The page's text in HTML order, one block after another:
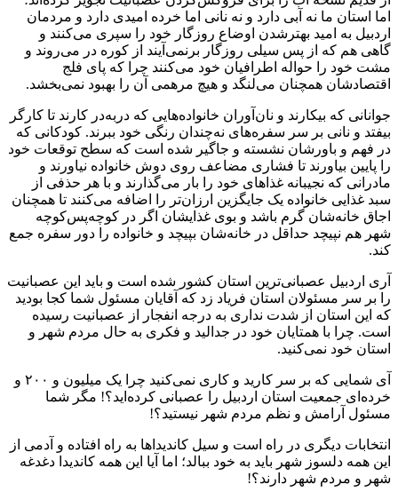
اما استان ما نه آبی دارد و نه نانی اما خرده امیدی دارد و مردمان
اردبیل به امید بهترشدن اوضاع روزگار خود را سپری می‌کنند و
گاهی هم که از پس سیلی روزگار برنمی‌آیند از کوره در می‌روند و
مشت خود را حواله اطرافیان خود می‌کنند چرا که پای فلج
اقتصادشان همچنان می‌لنگد و هیچ مرهمی آن را بهبود نمی‌بخشد.
جوانانی که بیکارند و نان‌آوران خانواده‌هایی که دربه‌در کارند تا کارگر
بیفتد و نانی بر سر سفره‌های نه‌چندان رنگی خود ببرند. کودکانی که
در فهم و باورشان نشسته و جاگیر شده است که سطح توقعات خود
را پایین بیاورند تا فشاری مضاعف روی دوش خانواده نیاورند و
مادرانی که نجیبانه غذاهای خود را بار می‌گذارند و با هر حذفی از
سبد غذایی خانواده یک جایگزین ارزان‌تر را اضافه می‌کنند تا همچنان
اجاق خانه‌شان گرم باشد و بوی غذایشان اگر در کوچه‌پس‌کوچه
شهر هم نپیچد حداقل در خانه‌شان بپیچد و خانواده را دور سفره جمع
کند.
آری اردبیل عصبانی‌ترین استان کشور شده است و باید این عصبانیت
را بر سر مسئولان استان فریاد زد که آقایان مسئول شما کجا بودید
که این استان از شدت نداری به درجه انفجار از عصبانیت رسیده
است. چرا با همتایان خود در جدالید و فکری به حال مردم شهر و
استان خود نمی‌کنید.
آی شمایی که بر سر کارید و کاری نمی‌کنید چرا یک میلیون و ۲۰۰ و
خرده‌ای جمعیت استان اردبیل را عصبانی کرده‌اید؟! مگر شما
مسئول آرامش و نظم مردم شهر نیستید؟!
انتخابات دیگری در راه است و سیل کاندیداها به راه افتاده و آدمی از
این همه دلسوز شهر باید به خود ببالد؛ اما آیا این همه کاندیدا دغدغه
شهر و مردم شهر دارند؟!